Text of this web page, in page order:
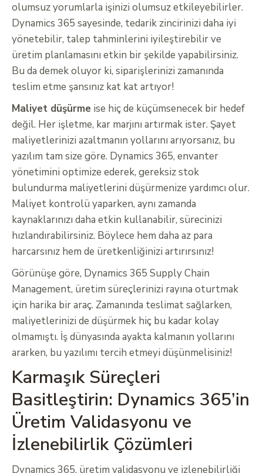
olumsuz yorumlarla işinizi olumsuz etkileyebilirler.
Dynamics 365 sayesinde, tedarik zincirinizi daha iyi
yönetebilir, talep tahminlerini iyileştirebilir ve
üretim planlamasını etkin bir şekilde yapabilirsiniz.
Bu da demek oluyor ki, siparişlerinizi zamanında
teslim etme şansınız kat kat artıyor!
Maliyet düşürme ise hiç de küçümsenecek bir hedef
değil. Her işletme, kar marjını artırmak ister. Şayet
maliyetlerinizi azaltmanın yollarını arıyorsanız, bu
yazılım tam size göre. Dynamics 365, envanter
yönetimini optimize ederek, gereksiz stok
bulundurma maliyetlerini düşürmenize yardımcı olur.
Maliyet kontrolü yaparken, aynı zamanda
kaynaklarınızı daha etkin kullanabilir, sürecinizi
hızlandırabilirsiniz. Böylece hem daha az para
harcarsınız hem de üretkenliğinizi artırırsınız!
Görünüşe göre, Dynamics 365 Supply Chain
Management, üretim süreçlerinizi rayına oturtmak
için harika bir araç. Zamanında teslimat sağlarken,
maliyetlerinizi de düşürmek hiç bu kadar kolay
olmamıştı. İş dünyasında ayakta kalmanın yollarını
ararken, bu yazılımı tercih etmeyi düşünmelisiniz!
Karmaşık Süreçleri
Basitleştirin: Dynamics 365’in
Üretim Validasyonu ve
İzlenebilirlik Çözümleri
Dynamics 365, üretim validasyonu ve izlenebilirliği